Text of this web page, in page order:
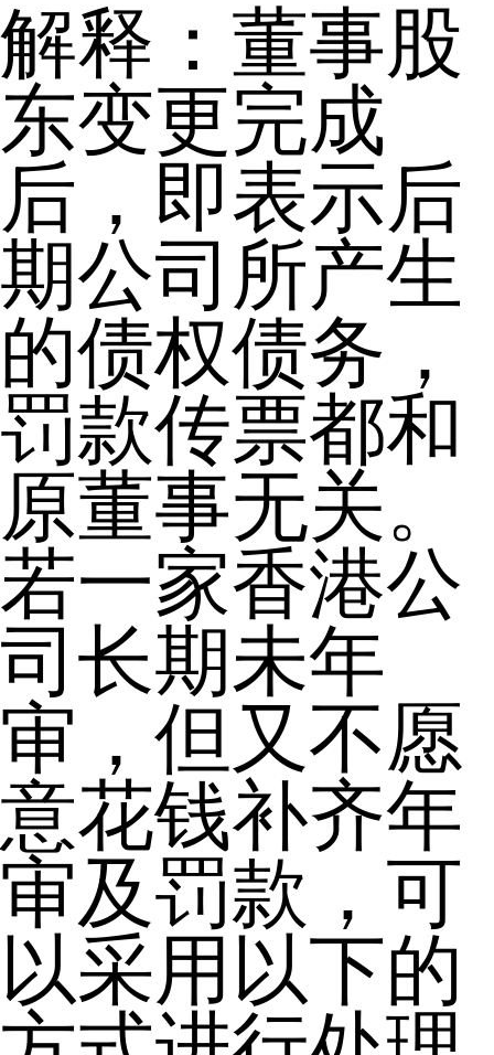
解释：董事股
东变更完成
后，即表示后
期公司所产生
的债权债务，
罚款传票都和
原董事无关。
若一家香港公
司长期未年
审，但又不愿
意花钱补齐年
审及罚款，可
以采用以下的